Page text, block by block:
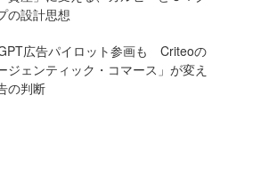
の設計思想
広告パイロット参画も Criteoの
ジェンティック・コマース」が変え
の判断